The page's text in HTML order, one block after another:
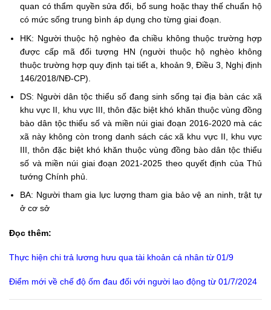
quan có thẩm quyền sửa đổi, bổ sung hoặc thay thế chuẩn hộ
có mức sống trung bình áp dụng cho từng giai đoạn.
HK: Người thuộc hộ nghèo đa chiều không thuộc trường hợp
được cấp mã đối tượng HN (người thuộc hộ nghèo không
thuộc trường hợp quy định tại tiết a, khoản 9, Điều 3, Nghị định
146/2018/NĐ-CP).
DS: Người dân tộc thiểu số đang sinh sống tại địa bàn các xã
khu vực II, khu vực III, thôn đặc biệt khó khăn thuộc vùng đồng
bào dân tộc thiểu số và miền núi giai đoạn 2016-2020 mà các
xã này không còn trong danh sách các xã khu vực II, khu vực
III, thôn đặc biệt khó khăn thuộc vùng đồng bào dân tộc thiểu
số và miền núi giai đoạn 2021-2025 theo quyết định của Thủ
tướng Chính phủ.
BA: Người tham gia lực lượng tham gia bảo vệ an ninh, trật tự
ở cơ sở
Đọc thêm:
Thực hiện chi trả lương hưu qua tài khoản cá nhân từ 01/9
Điểm mới về chế độ ốm đau đối với người lao động từ 01/7/2024